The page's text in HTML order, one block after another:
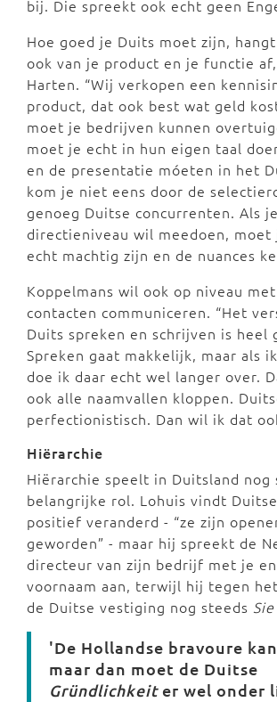
bij. Die spreekt ook echt geen
Hoe goed je Duits moet zijn,
ook van je product en je functie
Harten. “Wij verkopen een
product, dat ook best wat geld
moet je bedrijven kunnen
moet je echt in hun eigen taal
en de presentatie móeten in het
kom je niet eens door de
genoeg Duitse concurrenten. Als
directieniveau wil meedoen, moet
echt machtig zijn en de nuances
Koppelmans wil ook op niveau
contacten communiceren. “Het
Duits spreken en schrijven is heel
Spreken gaat makkelijk, maar als
doe ik daar echt wel langer over.
ook alle naamvallen kloppen.
perfectionistisch. Dan wil ik dat
Hiërarchie
Hiërarchie speelt in Duitsland nog
belangrijke rol. Lohuis vindt
positief veranderd - “ze zijn
geworden” - maar hij spreekt de
directeur van zijn bedrijf met je
voornaam aan, terwijl hij tegen
de Duitse vestiging nog steeds Sie
'De Hollandse bravoure
maar dan moet de Duitse
Gründlichkeiter wel onder